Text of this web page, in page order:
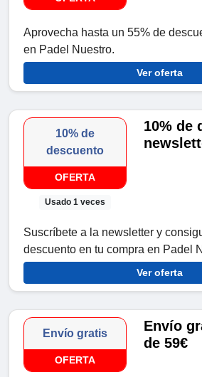
Aprovecha hasta un 55% de
en Padel Nuestro.
Ver oferta
10% de
descuento
OFERTA
Usado 1 veces
10% de
Suscríbete a la newsletter y
descuento en tu compra en Padel
Ver oferta
Envío gratis
OFERTA
Envío
de 59€